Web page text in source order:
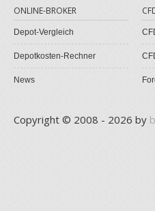
ONLINE-BROKER
Depot-Vergleich
Depotkosten-Rechner
News
Copyright © 2008 - 2026 by